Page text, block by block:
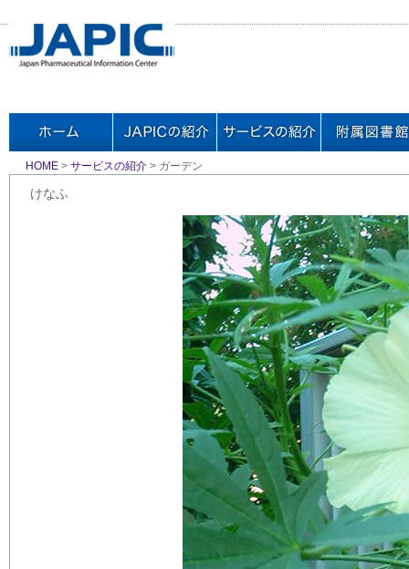
HOME > サービスの紹介 > ガーデン
けなふ